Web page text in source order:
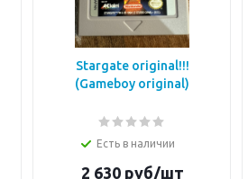
Stargate original!!!
(Gameboy original)
Есть в наличии
2 630руб/шт